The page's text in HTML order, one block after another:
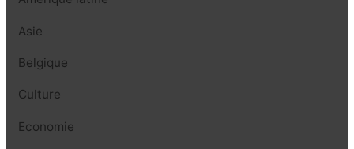
Asie
Belgique
Culture
Economie